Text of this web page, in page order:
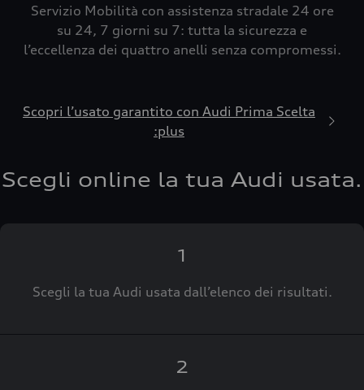
Servizio Mobilità con assistenza stradale 24 ore
su 24, 7 giorni su 7: tutta la sicurezza e
l’eccellenza dei quattro anelli senza compromessi.
Scopri l’usato garantito con Audi Prima Scelta
:plus
Scegli online la tua Audi usata.
1
Scegli la tua Audi usata dall’elenco dei risultati.
2